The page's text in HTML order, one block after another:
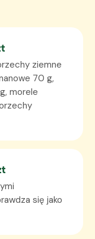
ziemne
70 g,
morele
się jako